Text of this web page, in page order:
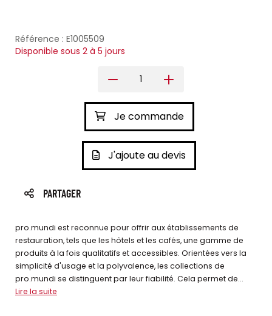
Référence : E1005509
Disponible sous 2 à 5 jours
Je commande
J'ajoute au devis
PARTAGER
pro.mundi est reconnue pour offrir aux établissements de
restauration, tels que les hôtels et les cafés, une gamme de
produits à la fois qualitatifs et accessibles. Orientées vers la
simplicité d'usage et la polyvalence, les collections de
pro.mundi se distinguent par leur fiabilité. Cela permet de...
Lire la suite